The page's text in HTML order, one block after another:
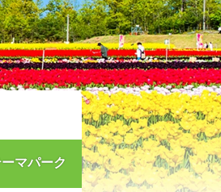
マパーク